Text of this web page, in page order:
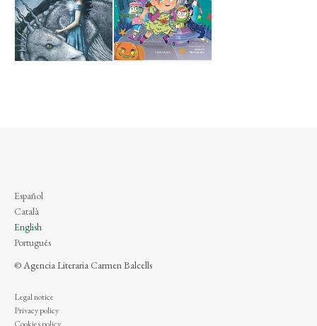
Español
Català
English
Português
© Agencia Literaria Carmen Balcells
Legal notice
Privacy policy